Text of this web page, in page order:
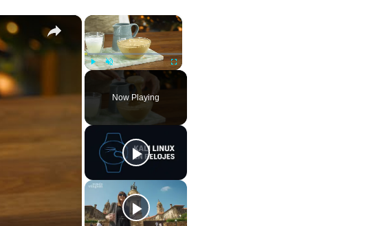
×
Unmute Fullscreen
Now Playing
×